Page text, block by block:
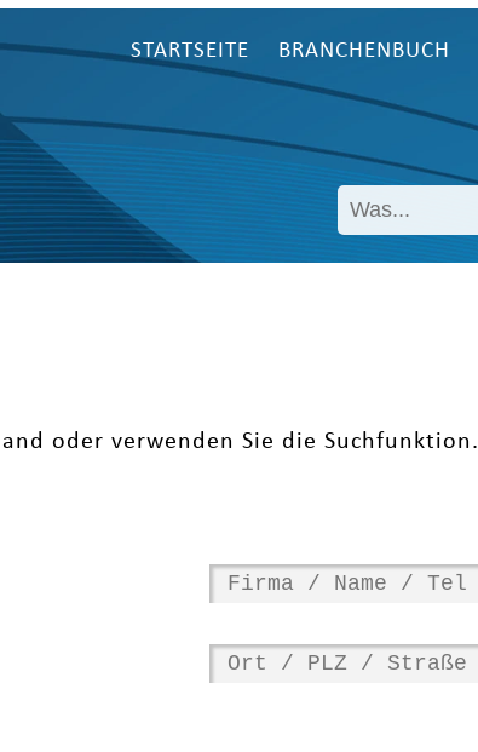
STARTSEITE BRANCHENBUCH
oder verwenden Sie die Suchfunktion.